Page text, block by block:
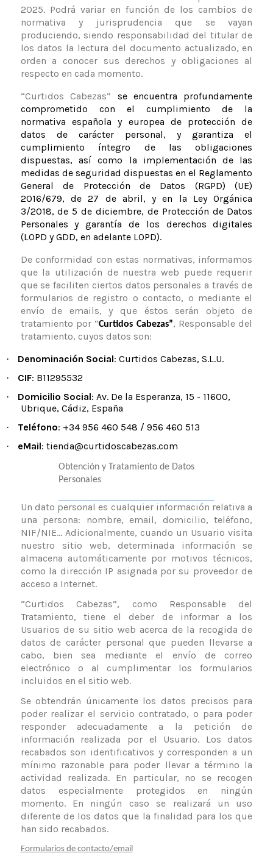
2025. Podrá variar en función de los cambios de
normativa y jurisprudencia que se vayan
produciendo, siendo responsabilidad del titular de
los datos la lectura del documento actualizado, en
orden a conocer sus derechos y obligaciones al
respecto en cada momento.
“Curtidos Cabezas” se encuentra profundamente
comprometido con el cumplimiento de la
normativa española y europea de protección de
datos de carácter personal, y garantiza el
cumplimiento íntegro de las obligaciones
dispuestas, así como la implementación de las
medidas de seguridad dispuestas en el Reglamento
General de Protección de Datos (RGPD) (UE)
2016/679, de 27 de abril, y en la Ley Orgánica
3/2018, de 5 de diciembre, de Protección de Datos
Personales y garantía de los derechos digitales
(LOPD y GDD, en adelante LOPD).
De conformidad con estas normativas, informamos
que la utilización de nuestra web puede requerir
que se faciliten ciertos datos personales a través de
formularios de registro o contacto, o mediante el
envío de emails, y que éstos serán objeto de
tratamiento por “Curtidos Cabezas”, Responsable del
tratamiento, cuyos datos son:
· Denominación Social: Curtidos Cabezas, S.L.U.
· CIF: B11295532
· Domicilio Social: Av. De la Esperanza, 15 - 11600,
Ubrique, Cádiz, España
· Teléfono: +34 956 460 548 / 956 460 513
· eMail: tienda@curtidoscabezas.com
Obtención y Tratamiento de Datos
Personales
Un dato personal es cualquier información relativa a
una persona: nombre, email, domicilio, teléfono,
NIF/NIE... Adicionalmente, cuando un Usuario visita
nuestro sitio web, determinada información se
almacena automáticamente por motivos técnicos,
como la dirección IP asignada por su proveedor de
acceso a Internet.
“Curtidos Cabezas”, como Responsable del
Tratamiento, tiene el deber de informar a los
Usuarios de su sitio web acerca de la recogida de
datos de carácter personal que pueden llevarse a
cabo, bien sea mediante el envío de correo
electrónico o al cumplimentar los formularios
incluidos en el sitio web.
Se obtendrán únicamente los datos precisos para
poder realizar el servicio contratado, o para poder
responder adecuadamente a la petición de
información realizada por el Usuario. Los datos
recabados son identificativos y corresponden a un
mínimo razonable para poder llevar a término la
actividad realizada. En particular, no se recogen
datos especialmente protegidos en ningún
momento.
En ningún caso se realizará un uso
diferente de los datos que la finalidad para los que
han sido recabados.
Formularios de contacto/email